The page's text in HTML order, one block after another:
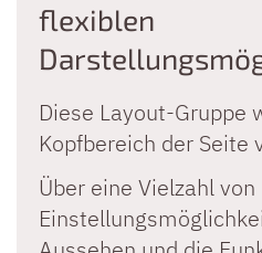
flexiblen
Diese Layout-Gruppe
Kopfbereich der Seite
Über eine Vielzahl von